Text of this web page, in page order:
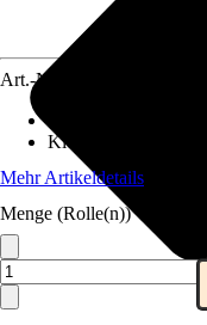
Art.-Nr.
Kleisterempfehlung
Mehr Artikeldetails
Menge (Rolle(n))